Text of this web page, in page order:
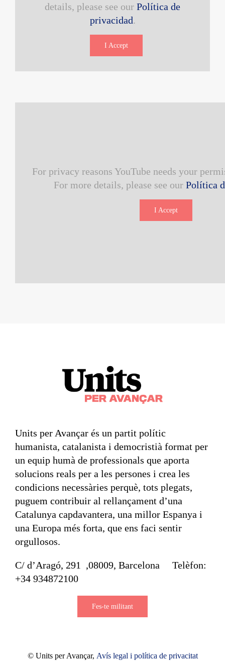
details, please see our Política de
privacidad.
I Accept
For privacy reasons YouTube needs your
For more details, please see our Política
I Accept
Units per Avançar és un partit polític
humanista, catalanista i democristià format per
un equip humà de professionals que aporta
solucions reals per a les persones i crea les
condicions necessàries perquè, tots plegats,
puguem contribuir al rellançament d’una
Catalunya capdavantera, una millor Espanya i
una Europa més forta, que ens faci sentir
orgullosos.
C/ d’Aragó, 291 ,08009, Barcelona Telèfon:
+34 934872100
Fes-te militant
© Units per Avançar, Avís legal i política de privacitat